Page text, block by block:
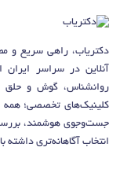
دکتریاب، راهی سریع و
آنلاین در سراسر
روانشناس، گوش و حلق و
کلینیک‌های تخصصی؛ همه
جست‌وجوی هوشمند، بررسی
انتخاب آگاهانه‌تری داشته